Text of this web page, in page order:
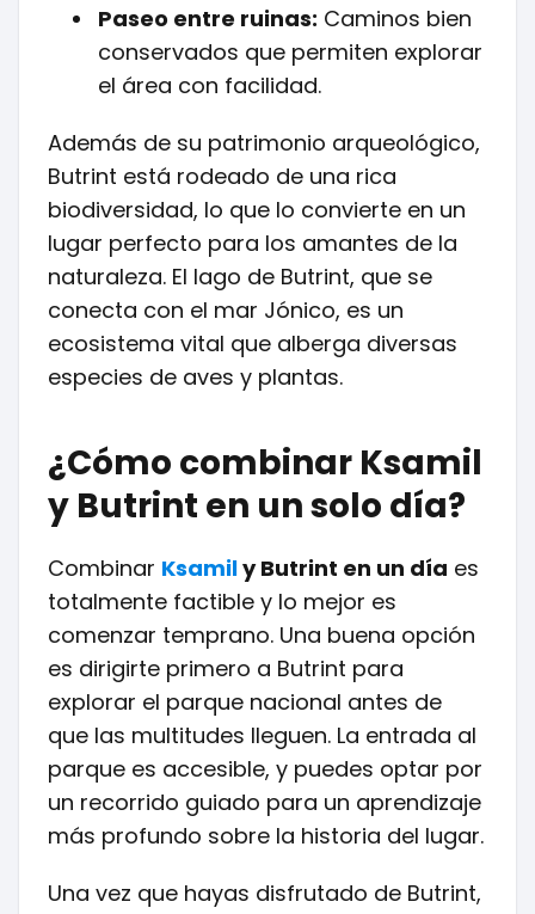
Paseo entre ruinas: Caminos bien
conservados que permiten explorar
el área con facilidad.
Además de su patrimonio arqueológico,
Butrint está rodeado de una rica
biodiversidad, lo que lo convierte en un
lugar perfecto para los amantes de la
naturaleza. El lago de Butrint, que se
conecta con el mar Jónico, es un
ecosistema vital que alberga diversas
especies de aves y plantas.
¿Cómo combinar Ksamil
y Butrint en un solo día?
Combinar Ksamily Butrint en un día es
totalmente factible y lo mejor es
comenzar temprano. Una buena opción
es dirigirte primero a Butrint para
explorar el parque nacional antes de
que las multitudes lleguen. La entrada al
parque es accesible, y puedes optar por
un recorrido guiado para un aprendizaje
más profundo sobre la historia del lugar.
Una vez que hayas disfrutado de Butrint,